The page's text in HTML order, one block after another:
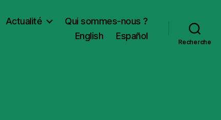
Actualité
Qui sommes-nous ?
English
Español
Recherche